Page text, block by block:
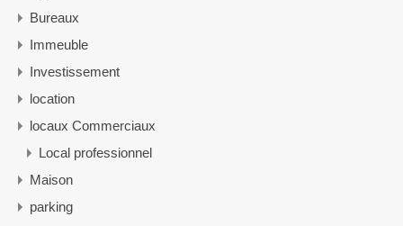
Bureaux
Immeuble
Investissement
location
locaux Commerciaux
Local professionnel
Maison
parking